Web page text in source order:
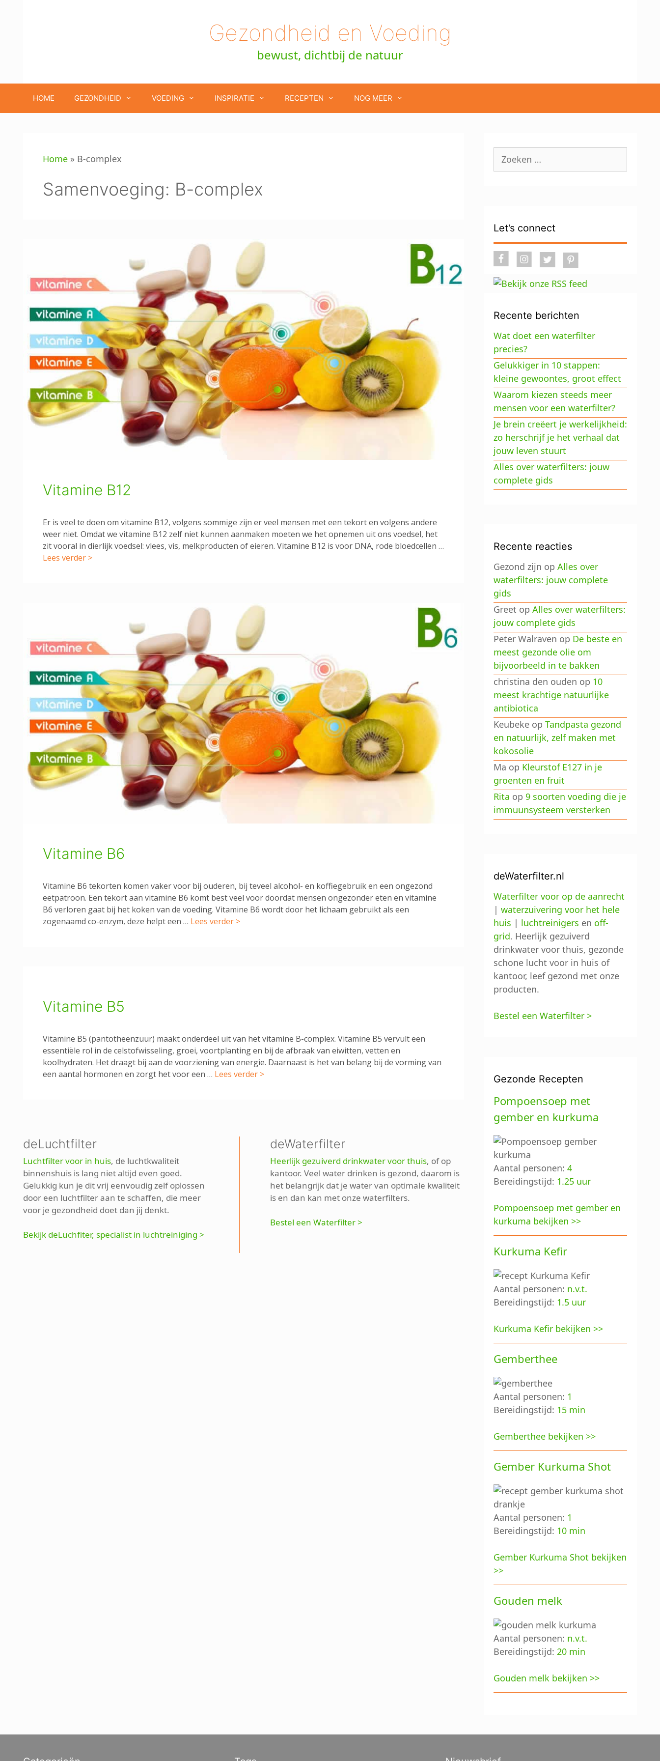
Gezondheid en Voeding
bewust, dichtbij de natuur
HOME GEZONDHEID VOEDING INSPIRATIE RECEPTEN NOG MEER
Home » B-complex
Samenvoeging: B-complex
Vitamine B12
Er is veel te doen om vitamine B12, volgens sommige zijn er veel mensen met een tekort en volgens andere
weer niet. Omdat we vitamine B12 zelf niet kunnen aanmaken moeten we het opnemen uit ons voedsel, het
zit vooral in dierlijk voedsel: vlees, vis, melkproducten of eieren. Vitamine B12 is voor DNA, rode bloedcellen …
Lees verder >
Vitamine B6
Vitamine B6 tekorten komen vaker voor bij ouderen, bij teveel alcohol- en koffiegebruik en een ongezond
eetpatroon. Een tekort aan vitamine B6 komt best veel voor doordat mensen ongezonder eten en vitamine
B6 verloren gaat bij het koken van de voeding. Vitamine B6 wordt door het lichaam gebruikt als een
zogenaamd co-enzym, deze helpt een … Lees verder >
Vitamine B5
Vitamine B5 (pantotheenzuur) maakt onderdeel uit van het vitamine B-complex. Vitamine B5 vervult een
essentiële rol in de celstofwisseling, groei, voortplanting en bij de afbraak van eiwitten, vetten en
koolhydraten. Het draagt bij aan de voorziening van energie. Daarnaast is het van belang bij de vorming van
een aantal hormonen en zorgt het voor een … Lees verder >
deLuchtfilter
Luchtfilter voor in huis, de luchtkwaliteit
binnenshuis is lang niet altijd even goed.
Gelukkig kun je dit vrij eenvoudig zelf oplossen
door een luchtfilter aan te schaffen, die meer
voor je gezondheid doet dan jij denkt.
Bekijk deLuchfiter, specialist in luchtreiniging >
deWaterfilter
Heerlijk gezuiverd drinkwater voor thuis, of op
kantoor. Veel water drinken is gezond, daarom is
het belangrijk dat je water van optimale kwaliteit
is en dan kan met onze waterfilters.
Bestel een Waterfilter >
Zoek
naar:
Let’s connect
Recente berichten
Wat doet een waterfilter
precies?
Gelukkiger in 10 stappen:
kleine gewoontes, groot effect
Waarom kiezen steeds meer
mensen voor een waterfilter?
Je brein creëert je werkelijkheid:
zo herschrijf je het verhaal dat
jouw leven stuurt
Alles over waterfilters: jouw
complete gids
Recente reacties
Gezond zijn op Alles over
waterfilters: jouw complete
gids
Greet op Alles over waterfilters:
jouw complete gids
Peter Walraven op De beste en
meest gezonde olie om
bijvoorbeeld in te bakken
christina den ouden op 10
meest krachtige natuurlijke
antibiotica
Keubekeop Tandpasta gezond
en natuurlijk, zelf maken met
kokosolie
Ma op Kleurstof E127 in je
groenten en fruit
Rita op 9 soorten voeding die je
immuunsysteem versterken
deWaterfilter.nl
Waterfilter voor op de aanrecht
| waterzuivering voor het hele
huis | luchtreinigers en off-
grid. Heerlijk gezuiverd
drinkwater voor thuis, gezonde
schone lucht voor in huis of
kantoor, leef gezond met onze
producten.
Bestel een Waterfilter >
Gezonde Recepten
Pompoensoep met
gember en kurkuma
Aantal personen: 4
Bereidingstijd: 1.25 uur
Pompoensoep met gember en
kurkuma bekijken >>
Kurkuma Kefir
Aantal personen: n.v.t.
Bereidingstijd: 1.5 uur
Kurkuma Kefir bekijken >>
Gemberthee
Aantal personen: 1
Bereidingstijd: 15 min
Gemberthee bekijken >>
Gember Kurkuma Shot
Aantal personen: 1
Bereidingstijd: 10 min
Gember Kurkuma Shot bekijken
>>
Gouden melk
Aantal personen: n.v.t.
Bereidingstijd: 20 min
Gouden melk bekijken >>